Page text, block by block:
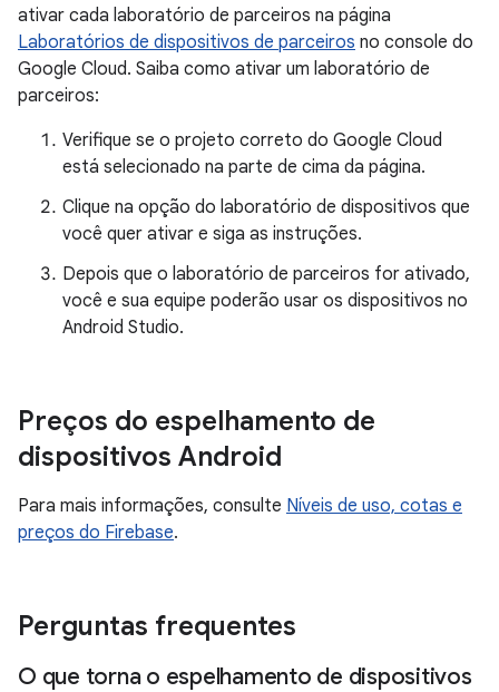
ativar cada laboratório de parceiros na página
Laboratórios de dispositivos de parceiros no console do
Google Cloud. Saiba como ativar um laboratório de
parceiros:
Verifique se o projeto correto do Google Cloud
está selecionado na parte de cima da página.
Clique na opção do laboratório de dispositivos que
você quer ativar e siga as instruções.
Depois que o laboratório de parceiros for ativado,
você e sua equipe poderão usar os dispositivos no
Android Studio.
Preços do espelhamento de
dispositivos Android
Para mais informações, consulte Níveis de uso, cotas e
preços do Firebase.
Perguntas frequentes
O que torna o espelhamento de dispositivos